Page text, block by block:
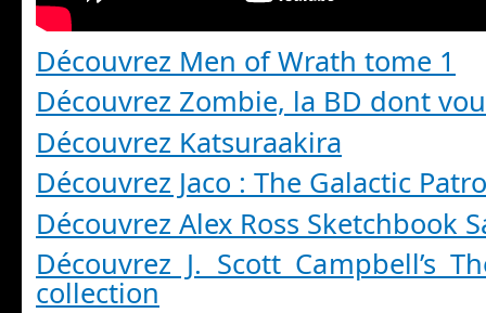
Découvrez Men of Wrath tome 1
Découvrez Zombie, la BD dont
Découvrez Katsuraakira
Découvrez Jaco : The Galactic
Découvrez Alex Ross Sketchbook
Découvrez J. Scott Campbell’s
collection